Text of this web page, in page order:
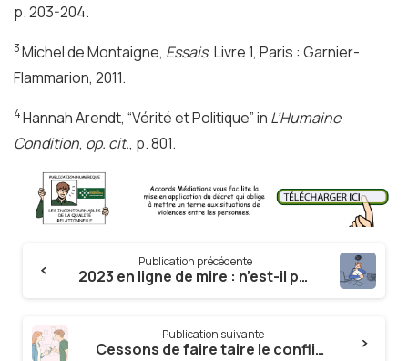
p. 203-204.
3Michel de Montaigne, Essais, Livre 1, Paris : Garnier-
Flammarion, 2011.
4Hannah Arendt, “Vérité et Politique” in L’Humaine
Condition, op. cit., p. 801.
Reading
Publication précédente
2023 en ligne de mire : n’est-il pas urgent de prendre le temps ?
Publication suivante
Cessons de faire taire le conflit : il n’est pas une agression !